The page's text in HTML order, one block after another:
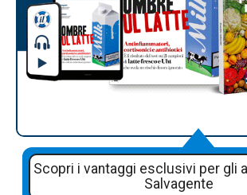
Scopri i vantaggi esclusivi per gli
Salvagente